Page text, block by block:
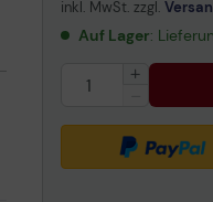
inkl. MwSt. zzgl.
Auf Lager: